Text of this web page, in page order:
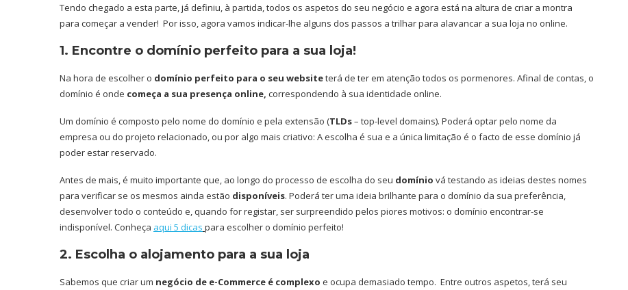
Tendo chegado a esta parte, já definiu, à partida, todos os aspetos do seu negócio e agora está na altura de criar a montra
para começar a vender! Por isso, agora vamos indicar-lhe alguns dos passos a trilhar para alavancar a sua loja no online.
1. Encontre o domínio perfeito para a sua loja!
Na hora de escolher o domínio perfeito para o seu websiteterá de ter em atenção todos os pormenores. Afinal de contas, o
domínio é onde começa a sua presença online, correspondendo à sua identidade online.
Um domínio é composto pelo nome do domínio e pela extensão (TLDs– top-level domains). Poderá optar pelo nome da
empresa ou do projeto relacionado, ou por algo mais criativo: A escolha é sua e a única limitação é o facto de esse domínio já
poder estar reservado.
Antes de mais, é muito importante que, ao longo do processo de escolha do seu domínio vá testando as ideias destes nomes
para verificar se os mesmos ainda estão disponíveis. Poderá ter uma ideia brilhante para o domínio da sua preferência,
desenvolver todo o conteúdo e, quando for registar, ser surpreendido pelos piores motivos: o domínio encontrar-se
indisponível. Conheça aqui 5 dicas para escolher o domínio perfeito!
2. Escolha o alojamento para a sua loja
Sabemos que criar um negócio de e-Commerce é complexo e ocupa demasiado tempo. Entre outros aspetos, terá seu